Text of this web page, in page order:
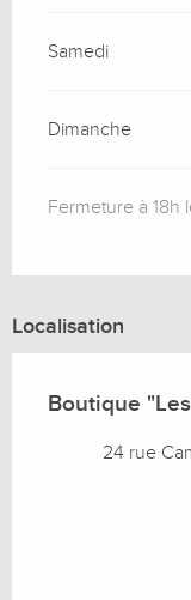
Samedi
Dimanche
Fermeture à 18h
Localisation
Boutique
24 rue